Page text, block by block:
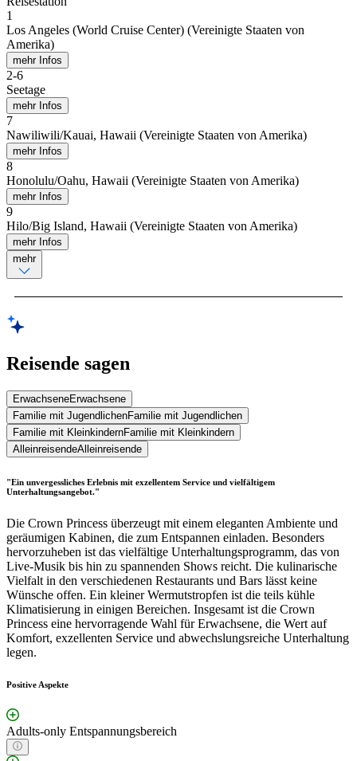
1
Los Angeles (World Cruise Center) (Vereinigte Staaten von
Amerika)
mehr Infos
2-6
Seetage
mehr Infos
7
Nawiliwili/Kauai, Hawaii (Vereinigte Staaten von Amerika)
mehr Infos
8
Honolulu/Oahu, Hawaii (Vereinigte Staaten von Amerika)
mehr Infos
9
Hilo/Big Island, Hawaii (Vereinigte Staaten von Amerika)
mehr Infos
mehr
Reisende sagen
ErwachseneErwachsene
Familie mit JugendlichenFamilie mit Jugendlichen
Familie mit KleinkindernFamilie mit Kleinkindern
AlleinreisendeAlleinreisende
"Ein unvergessliches Erlebnis mit exzellentem Service und vielfältigem
Unterhaltungsangebot."
Die Crown Princess überzeugt mit einem eleganten Ambiente und
geräumigen Kabinen, die zum Entspannen einladen. Besonders
hervorzuheben ist das vielfältige Unterhaltungsprogramm, das von
Live-Musik bis hin zu spannenden Shows reicht. Die kulinarische
Vielfalt in den verschiedenen Restaurants und Bars lässt keine
Wünsche offen. Ein kleiner Wermutstropfen ist die teils kühle
Klimatisierung in einigen Bereichen. Insgesamt ist die Crown
Princess eine hervorragende Wahl für Erwachsene, die Wert auf
Komfort, exzellenten Service und abwechslungsreiche Unterhaltung
legen.
Positive Aspekte
Adults-only Entspannungsbereich